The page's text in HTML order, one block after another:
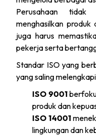
Perusahaan
menghasilkan
juga harus
pekerja serta
Standar ISO yang
yang saling
ISO 9001
produk dan
ISO 14001
lingkungan dan